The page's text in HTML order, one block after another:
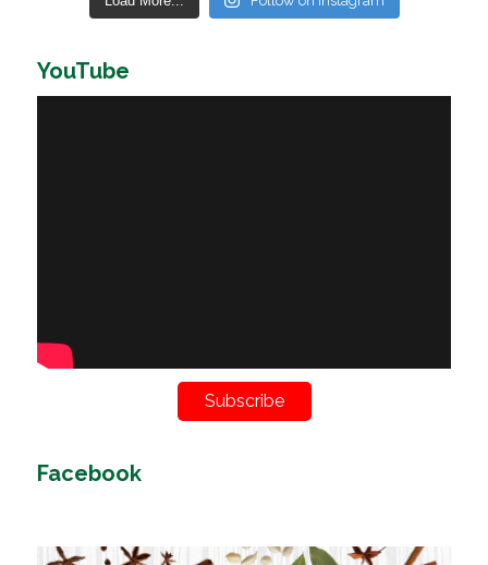
YouTube
Subscribe
Facebook